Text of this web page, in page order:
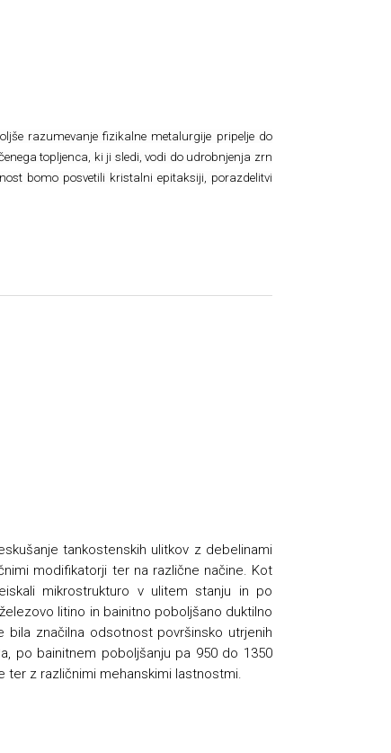
razumevanje fizikalne metalurgije pripelje do
topljenca, ki ji sledi, vodi do udrobnjenja zrn
bomo posvetili kristalni epitaksiji, porazdelitvi
tankostenskih ulitkov z debelinami
modifikatorji ter na različne načine. Kot
mikrostrukturo v ulitem stanju in po
litino in bainitno poboljšano duktilno
značilna odsotnost površinsko utrjenih
po bainitnem poboljšanju pa 950 do 1350
ter z različnimi mehanskimi lastnostmi.